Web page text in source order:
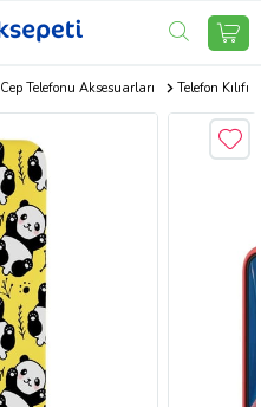
Cep Telefonu Aksesuarları Telefon Kılıfı